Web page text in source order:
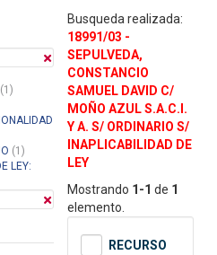
(1)
LEY:
Busqueda realizada:
18991/03 -
SEPULVEDA,
CONSTANCIO
SAMUEL DAVID C/
MOÑO AZUL S.A.C.I.
Y A. S/ ORDINARIO S/
INAPLICABILIDAD DE
LEY
Mostrando 1-1 de 1
elemento.
RECURSO